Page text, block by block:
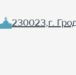
230023,г.